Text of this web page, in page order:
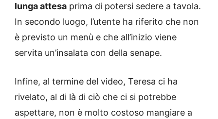
lunga attesa prima di potersi sedere a tavola.
In secondo luogo, l’utente ha riferito che non
è previsto un menù e che all’inizio viene
servita un’insalata con della senape.
Infine, al termine del video, Teresa ci ha
rivelato, al di là di ciò che ci si potrebbe
aspettare, non è molto costoso mangiare a